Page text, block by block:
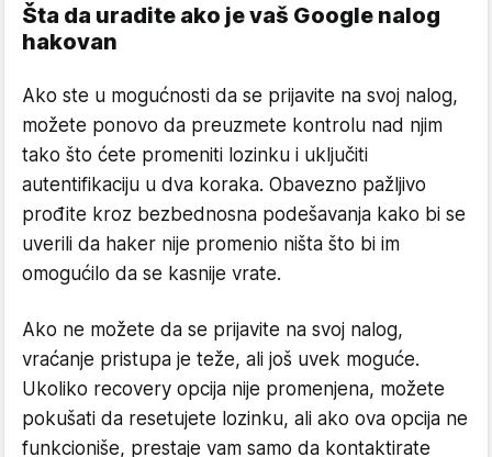
Šta da uradite ako je vaš Google nalog
hakovan
Ako ste u mogućnosti da se prijavite na svoj nalog,
možete ponovo da preuzmete kontrolu nad njim
tako što ćete promeniti lozinku i uključiti
autentifikaciju u dva koraka. Obavezno pažljivo
prođite kroz bezbednosna podešavanja kako bi se
uverili da haker nije promenio ništa što bi im
omogućilo da se kasnije vrate.
Ako ne možete da se prijavite na svoj nalog,
vraćanje pristupa je teže, ali još uvek moguće.
Ukoliko recovery opcija nije promenjena, možete
pokušati da resetujete lozinku, ali ako ova opcija ne
funkcioniše, prestaje vam samo da kontaktirate